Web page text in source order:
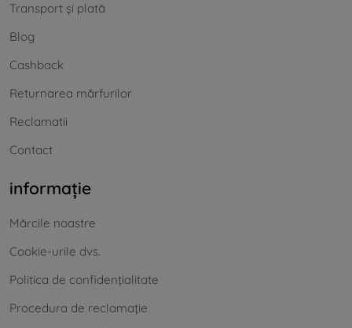
Transport și plată
Blog
Cashback
Returnarea mărfurilor
Reclamatii
Contact
informație
Mărcile noastre
Cookie-urile dvs.
Politica de confidențialitate
Procedura de reclamație